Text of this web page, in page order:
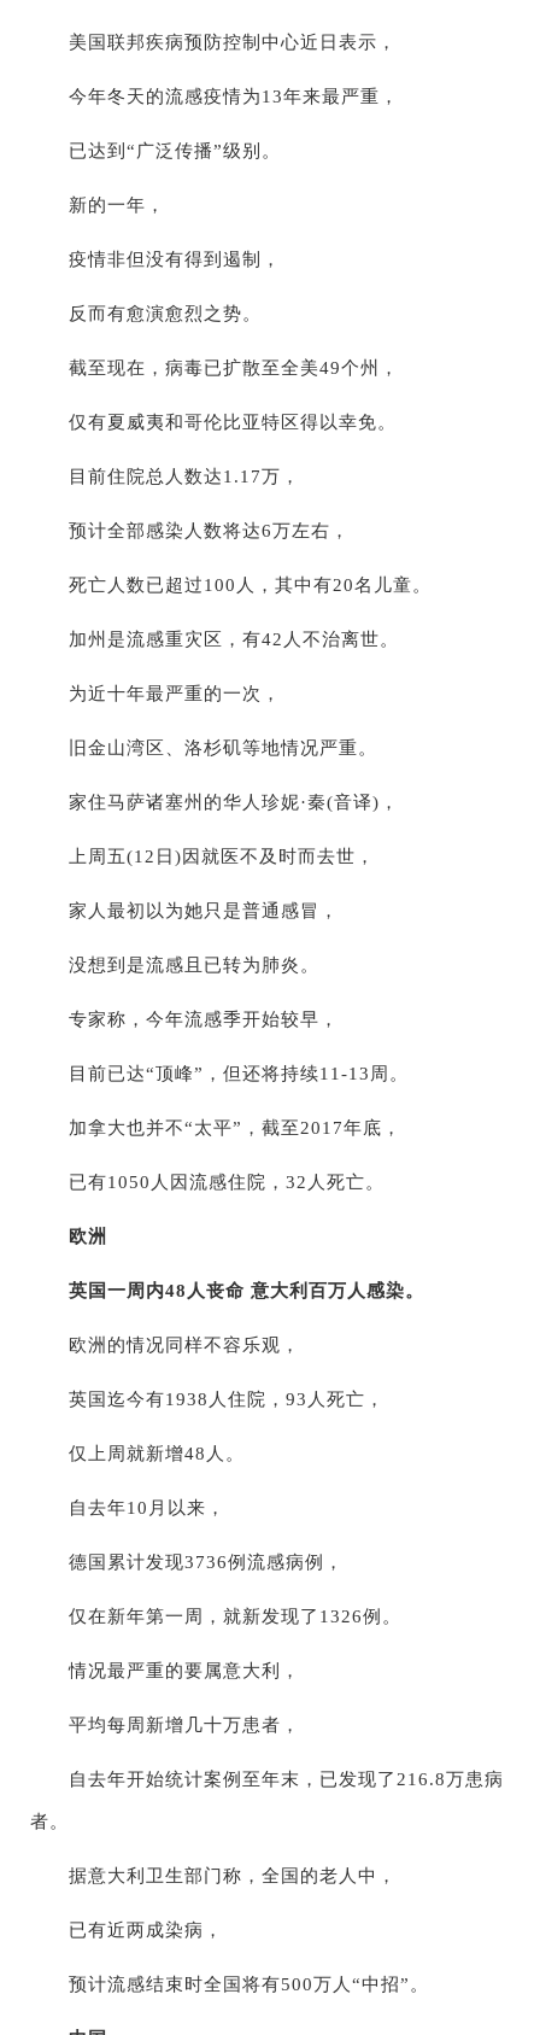
美国联邦疾病预防控制中心近日表示，
今年冬天的流感疫情为13年来最严重，
已达到“广泛传播”级别。
新的一年，
疫情非但没有得到遏制，
反而有愈演愈烈之势。
截至现在，病毒已扩散至全美49个州，
仅有夏威夷和哥伦比亚特区得以幸免。
目前住院总人数达1.17万，
预计全部感染人数将达6万左右，
死亡人数已超过100人，其中有20名儿童。
加州是流感重灾区，有42人不治离世。
为近十年最严重的一次，
旧金山湾区、洛杉矶等地情况严重。
家住马萨诸塞州的华人珍妮·秦(音译)，
上周五(12日)因就医不及时而去世，
家人最初以为她只是普通感冒，
没想到是流感且已转为肺炎。
专家称，今年流感季开始较早，
目前已达“顶峰”，但还将持续11-13周。
加拿大也并不“太平”，截至2017年底，
已有1050人因流感住院，32人死亡。
欧洲
英国一周内48人丧命 意大利百万人感染。
欧洲的情况同样不容乐观，
英国迄今有1938人住院，93人死亡，
仅上周就新增48人。
自去年10月以来，
德国累计发现3736例流感病例，
仅在新年第一周，就新发现了1326例。
情况最严重的要属意大利，
平均每周新增几十万患者，
自去年开始统计案例至年末，已发现了216.8万患病
者。
据意大利卫生部门称，全国的老人中，
已有近两成染病，
预计流感结束时全国将有500万人“中招”。